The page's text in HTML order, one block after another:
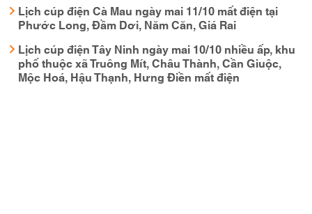
Lịch cúp điện Cà Mau ngày mai 11/10 mất điện tại
Phước Long, Đầm Dơi, Năm Căn, Giá Rai
Lịch cúp điện Tây Ninh ngày mai 10/10 nhiều ấp, khu
phố thuộc xã Truông Mít, Châu Thành, Cần Giuộc,
Mộc Hoá, Hậu Thạnh, Hưng Điền mất điện